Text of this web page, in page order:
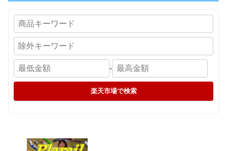
-
楽天市場で検索